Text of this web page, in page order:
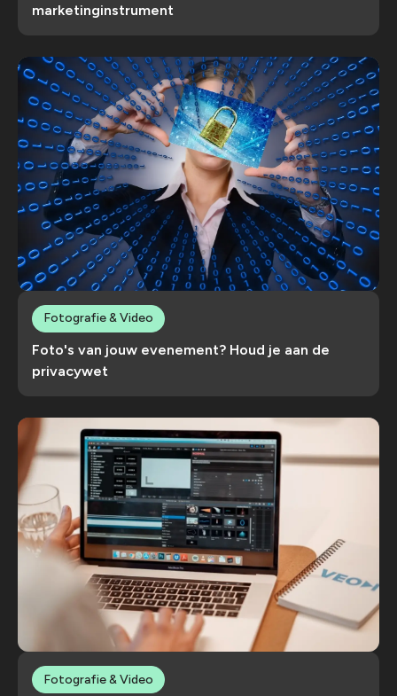
marketinginstrument
Foto's van jouw evenement? Houd je aan de
privacywet
Fotografie & Video
Fotografie & Video